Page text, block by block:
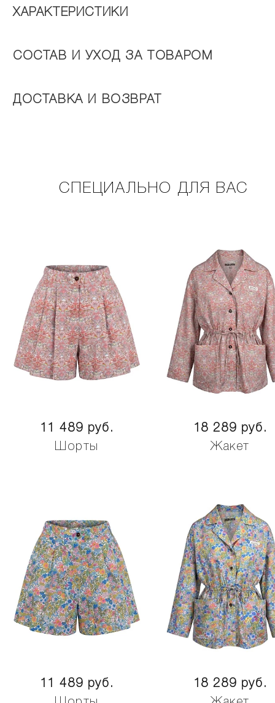
ХАРАКТЕРИСТИКИ
СОСТАВ И УХОД ЗА ТОВАРОМ
ДОСТАВКА И ВОЗВРАТ
СПЕЦИАЛЬНО ДЛЯ ВАС
11 489 руб.
Шорты
18 289 руб.
Жакет
11 489 руб.
18 289 руб.